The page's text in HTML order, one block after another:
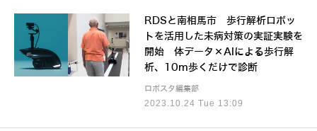
2023.10.24 Tue 13:09
RDSと南相馬市 歩行解析ロボッ
トを活用した未病対策の実証実験を
開始 体データ×AIによる歩行解
析、10m歩くだけで診断
ロボスタ編集部